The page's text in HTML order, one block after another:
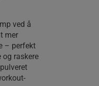
ved å
mer
– perfekt
og raskere